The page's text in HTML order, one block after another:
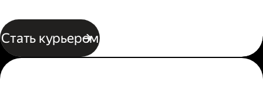
Стать курьером